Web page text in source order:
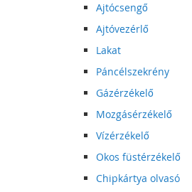
Ajtócsengő
Ajtóvezérlő
Lakat
Páncélszekrény
Gázérzékelő
Mozgásérzékelő
Vízérzékelő
Okos füstérzékelő
Chipkártya olvasó